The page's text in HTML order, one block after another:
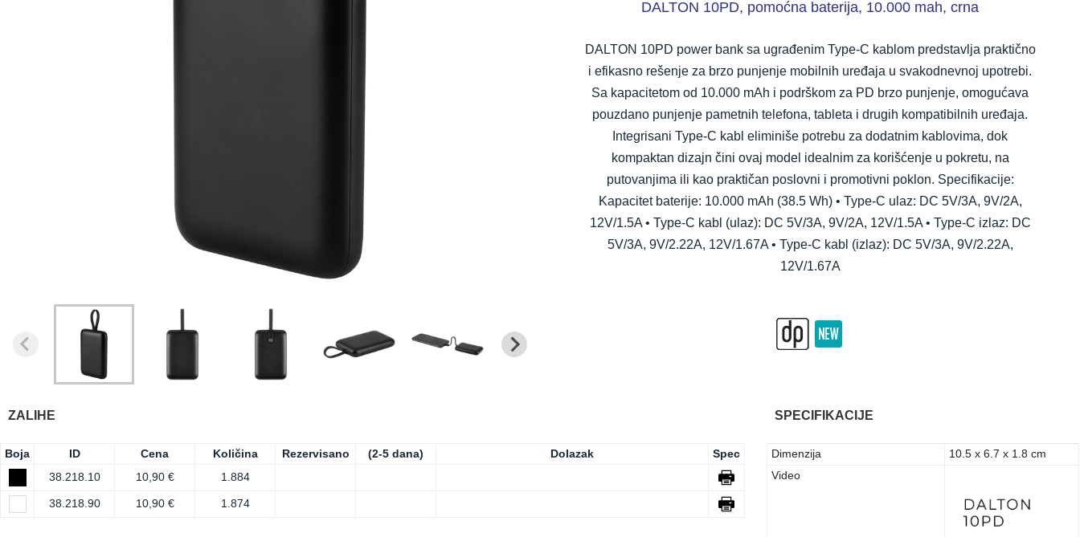
DALTON 10PD, pomoćna baterija, 10.000 mah, crna
DALTON 10PD power bank sa ugrađenim Type-C kablom predstavlja praktično
i efikasno rešenje za brzo punjenje mobilnih uređaja u svakodnevnoj upotrebi.
Sa kapacitetom od 10.000 mAh i podrškom za PD brzo punjenje, omogućava
pouzdano punjenje pametnih telefona, tableta i drugih kompatibilnih uređaja.
Integrisani Type-C kabl eliminiše potrebu za dodatnim kablovima, dok
kompaktan dizajn čini ovaj model idealnim za korišćenje u pokretu, na
putovanjima ili kao praktičan poslovni i promotivni poklon. Specifikacije:
Kapacitet baterije: 10.000 mAh (38.5 Wh) • Type-C ulaz: DC 5V/3A, 9V/2A,
12V/1.5A • Type-C kabl (ulaz): DC 5V/3A, 9V/2A, 12V/1.5A • Type-C izlaz: DC
5V/3A, 9V/2.22A, 12V/1.67A • Type-C kabl (izlaz): DC 5V/3A, 9V/2.22A,
12V/1.67A
ZALIHE
Boja ID Cena Količina Rezervisano (2-5 dana) Dolazak
Spec
38.218.10
10,90 € 1.884
38.218.90 10,90 € 1.874
SPECIFIKACIJE
Dimenzija
10.5 x 6.7 x 1.8 cm
Video